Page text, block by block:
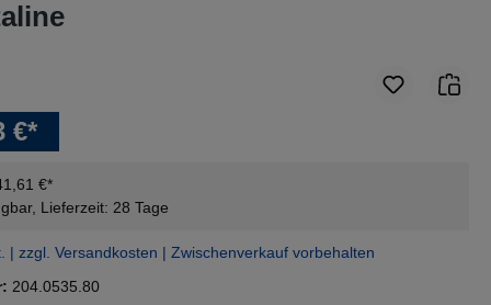
€*
€*
Lieferzeit: 28 Tage
| zzgl. Versandkosten | Zwischenverkauf vorbehalten
204.0535.80